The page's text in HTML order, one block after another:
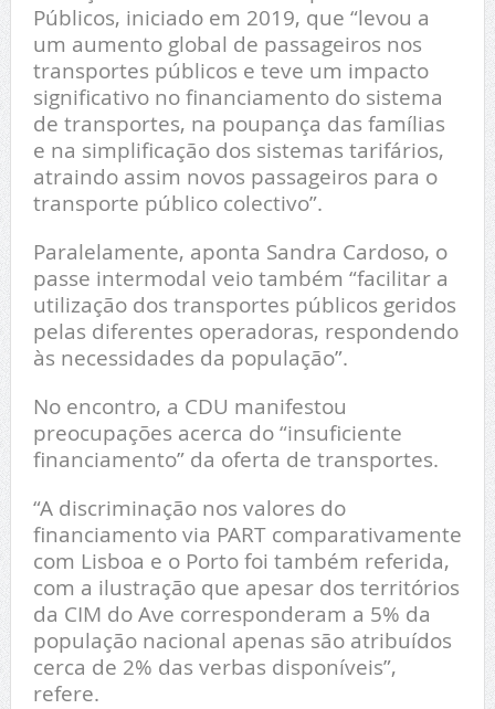
Públicos, iniciado em 2019, que “levou a
um aumento global de passageiros nos
transportes públicos e teve um impacto
significativo no financiamento do sistema
de transportes, na poupança das famílias
e na simplificação dos sistemas tarifários,
atraindo assim novos passageiros para o
transporte público colectivo”.
Paralelamente, aponta Sandra Cardoso, o
passe intermodal veio também “facilitar a
utilização dos transportes públicos geridos
pelas diferentes operadoras, respondendo
às necessidades da população”.
No encontro, a CDU manifestou
preocupações acerca do “insuficiente
financiamento” da oferta de transportes.
“A discriminação nos valores do
financiamento via PART comparativamente
com Lisboa e o Porto foi também referida,
com a ilustração que apesar dos territórios
da CIM do Ave corresponderam a 5% da
população nacional apenas são atribuídos
cerca de 2% das verbas disponíveis”,
refere.